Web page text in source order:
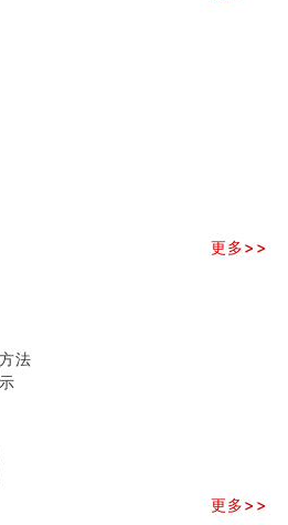
候能够遇到姻缘结婚？
【四柱技巧】
方法 (一)
(一)
風水擺設？門中門風水解方？
有哪些？五行属水的汉字大全
？手指长短能看出什么？
風水十大禁忌
法
更多>>
法
更多>>